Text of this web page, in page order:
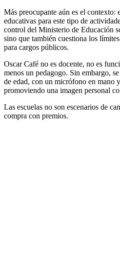
Más preocupante aún es el contexto:
educativas para este tipo de
control del Ministerio de Educación
sino que también cuestiona los
para cargos públicos.
Oscar Café no es docente, no es
menos un pedagogo. Sin embargo,
de edad, con un micrófono en mano
promoviendo una imagen personal
Las escuelas no son escenarios de
compra con premios.